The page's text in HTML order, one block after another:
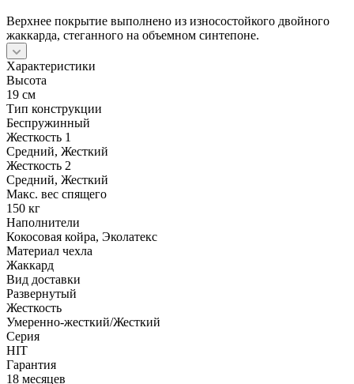
Верхнее покрытие выполнено из износостойкого двойного
жаккарда, стеганного на объемном синтепоне.
Характеристики
Высота
19 см
Тип конструкции
Беспружинный
Жесткость 1
Средний, Жесткий
Жесткость 2
Средний, Жесткий
Макс. вес спящего
150 кг
Наполнители
Кокосовая койра, Эколатекс
Материал чехла
Жаккард
Вид доставки
Развернутый
Жесткость
Умеренно-жесткий/Жесткий
Серия
HIT
Гарантия
18 месяцев